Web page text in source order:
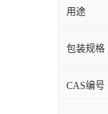
用途
包装规格
CAS编号